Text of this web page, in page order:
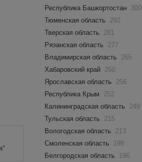
Республика Башкортостан 300
Тюменская область
292
Тверская область
281
Рязанская область
277
Владимирская область
265
Хабаровский край 260
Ярославская область
256
Республика Крым
252
Калининградская область
249
Тульская область
215
Вологодская область
213
Смоленская область
198
Белгородская область
196